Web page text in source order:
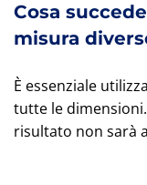
Cosa
misura
È essenziale
tutte le
risultato non sarà